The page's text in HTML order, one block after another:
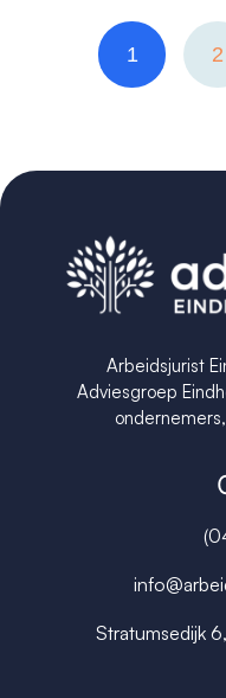
1 2
Arbeidsjurist
Adviesgroep
Stratumsedijk